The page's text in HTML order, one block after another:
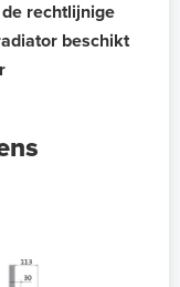
rechtlijnige
beschikt